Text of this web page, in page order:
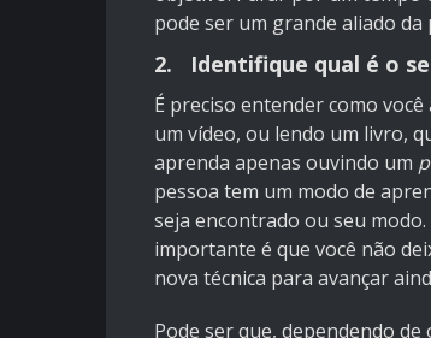
pode ser um grande aliado da
2. Identifique qual é o
É preciso entender como
um vídeo, ou lendo um livro,
aprenda apenas ouvindo um
pessoa tem um modo de
seja encontrado ou seu
importante é que você não
nova técnica para avançar
Pode ser que, dependendo